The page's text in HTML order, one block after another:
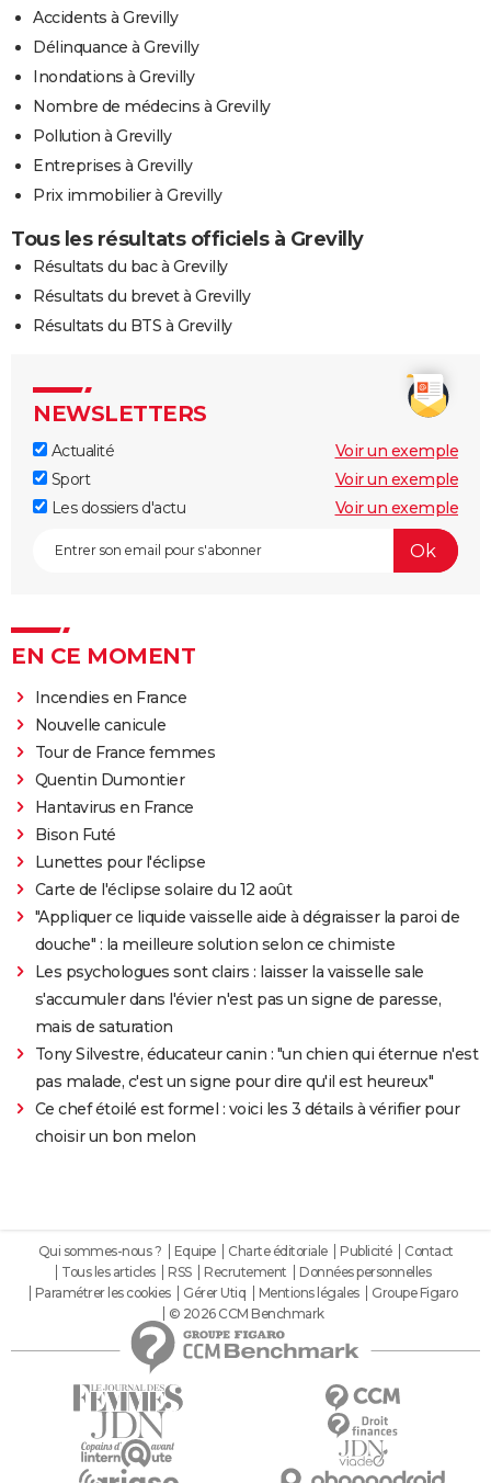
Accidents à Grevilly
Délinquance à Grevilly
Inondations à Grevilly
Nombre de médecins à Grevilly
Pollution à Grevilly
Entreprises à Grevilly
Prix immobilier à Grevilly
Tous les résultats officiels à Grevilly
Résultats du bac à Grevilly
Résultats du brevet à Grevilly
Résultats du BTS à Grevilly
NEWSLETTERS
Actualité
Voir un exemple
Sport
Voir un exemple
Les dossiers d'actu
Voir un exemple
EN CE MOMENT
Incendies en France
Nouvelle canicule
Tour de France femmes
Quentin Dumontier
Hantavirus en France
Bison Futé
Lunettes pour l'éclipse
Carte de l'éclipse solaire du 12 août
"Appliquer ce liquide vaisselle aide à dégraisser la paroi de
douche" : la meilleure solution selon ce chimiste
Les psychologues sont clairs : laisser la vaisselle sale
s'accumuler dans l'évier n'est pas un signe de paresse,
mais de saturation
Tony Silvestre, éducateur canin : "un chien qui éternue n'est
pas malade, c'est un signe pour dire qu'il est heureux"
Ce chef étoilé est formel : voici les 3 détails à vérifier pour
choisir un bon melon
Qui sommes-nous ? Equipe Charte éditoriale Publicité
Contact
Tous les articles
RSS Recrutement
Données personnelles
Paramétrer les cookies
Gérer Utiq Mentions légales
Groupe Figaro
© 2026 CCM Benchmark